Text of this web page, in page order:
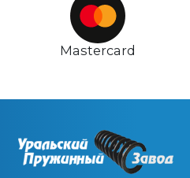
Mastercard